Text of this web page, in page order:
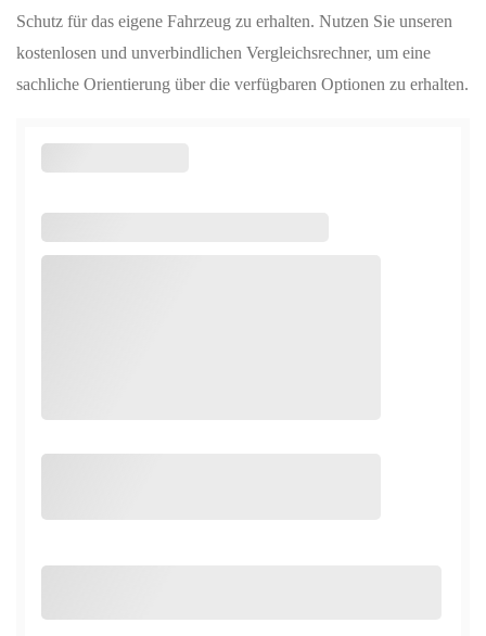
Schutz für das eigene Fahrzeug zu erhalten. Nutzen Sie unseren
kostenlosen und unverbindlichen Vergleichsrechner, um eine
sachliche Orientierung über die verfügbaren Optionen zu erhalten.